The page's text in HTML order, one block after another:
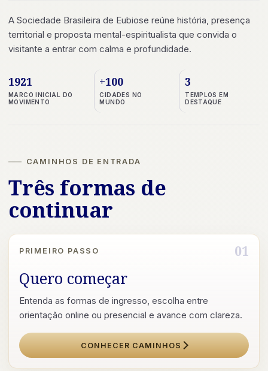
A Sociedade Brasileira de Eubiose reúne história, presença
territorial e proposta mental-espiritualista que convida o
visitante a entrar com calma e profundidade.
1921
MARCO INICIAL DO
MOVIMENTO
+100
CIDADES NO
MUNDO
3
TEMPLOS EM
DESTAQUE
CAMINHOS DE ENTRADA
Três formas de
continuar
PRIMEIRO PASSO 01
Quero começar
Entenda as formas de ingresso, escolha entre
orientação online ou presencial e avance com clareza.
CONHECER CAMINHOS